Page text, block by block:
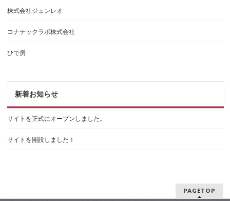
株式会社ジュンレオ
コナテックラボ株式会社
ひで房
新着お知らせ
サイトを正式にオープンしました。
サイトを開設しました！
PAGETOP